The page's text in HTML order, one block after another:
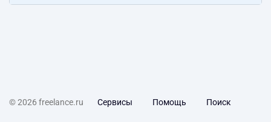
© 2026 freelance.ru Сервисы Помощь Поиск